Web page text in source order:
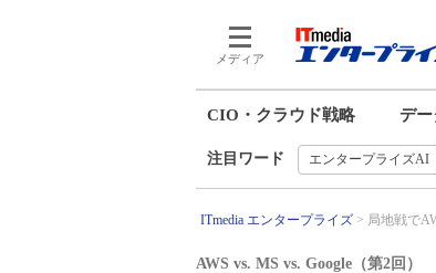
メディア
CIO・クラウド戦略 デー
注目ワード エンタープライズAI
ITmedia エンタープライズ 局地戦で
AWS vs. MS vs. Google（第2回）